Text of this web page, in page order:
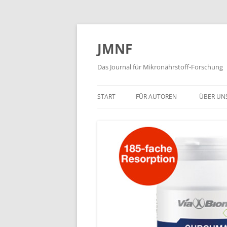
JMNF
Das Journal für Mikronährstoff-Forschung
START FÜR AUTOREN ÜBER